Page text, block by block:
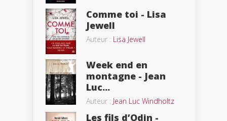
Comme toi - Lisa
Jewell
Auteur : Lisa Jewell
Week end en
montagne - Jean
Luc...
Auteur : Jean Luc Windholtz
Les fils d’Odin -